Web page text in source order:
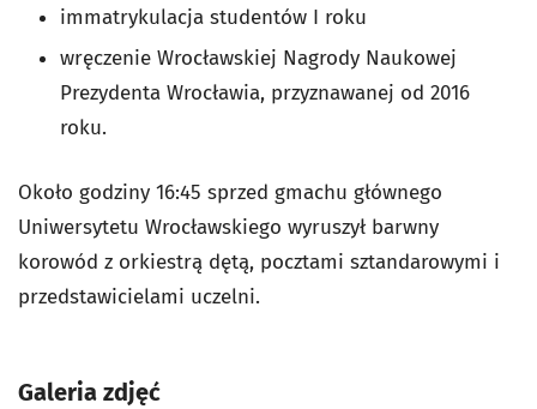
immatrykulacja studentów I roku
wręczenie Wrocławskiej Nagrody Naukowej
Prezydenta Wrocławia, przyznawanej od 2016
roku.
Około godziny 16:45 sprzed gmachu głównego
Uniwersytetu Wrocławskiego wyruszył barwny
korowód z orkiestrą dętą, pocztami sztandarowymi i
przedstawicielami uczelni.
Galeria zdjęć